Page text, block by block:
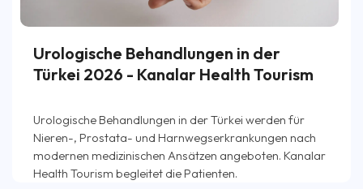
Urologische Behandlungen in der
Türkei 2026 - Kanalar Health Tourism
Urologische Behandlungen in der Türkei werden für
Nieren-, Prostata- und Harnwegserkrankungen nach
modernen medizinischen Ansätzen angeboten. Kanalar